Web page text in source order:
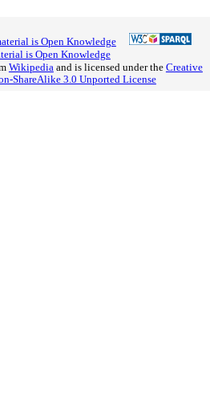
Wikipedia and is licensed under the Creative
ShareAlike 3.0 Unported License